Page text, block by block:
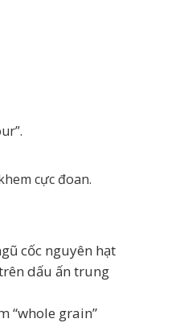
cực đoan.
cốc nguyên hạt
dấu ấn trung
“whole grain”